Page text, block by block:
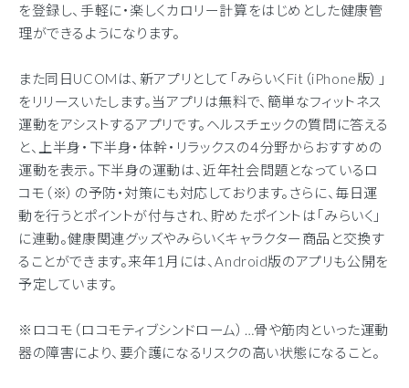
を登録し、手軽に・楽しくカロリー計算をはじめとした健康管
理ができるようになります。
また同日UCOMは、新アプリとして「みらいくFit（iPhone版）」
をリリースいたします。当アプリは無料で、簡単なフィットネス
運動をアシストするアプリです。ヘルスチェックの質問に答える
と、上半身・下半身・体幹・リラックスの４分野からおすすめの
運動を表示。下半身の運動は、近年社会問題となっているロ
コモ（※）の予防・対策にも対応しております。さらに、毎日運
動を行うとポイントが付与され、貯めたポイントは「みらいく」
に連動。健康関連グッズやみらいくキャラクター商品と交換す
ることができます。来年1月には、Android版のアプリも公開を
予定しています。
※ロコモ（ロコモティブシンドローム）…骨や筋肉といった運動
器の障害により、要介護になるリスクの高い状態になること。